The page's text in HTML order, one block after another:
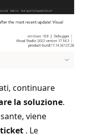
continuare
la soluzione.
viene
. Le